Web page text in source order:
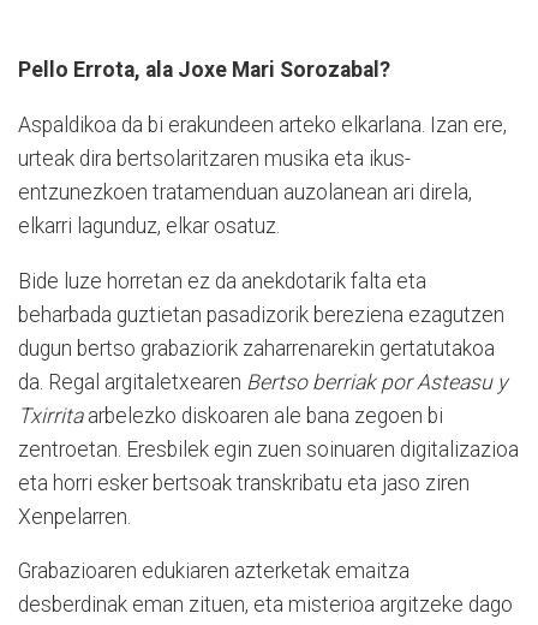
Pello Errota, ala Joxe Mari Sorozabal?
Aspaldikoa da bi erakundeen arteko elkarlana. Izan ere,
urteak dira bertsolaritzaren musika eta ikus-
entzunezkoen tratamenduan auzolanean ari direla,
elkarri lagunduz, elkar osatuz.
Bide luze horretan ez da anekdotarik falta eta
beharbada guztietan pasadizorik bereziena ezagutzen
dugun bertso grabaziorik zaharrenarekin gertatutakoa
da. Regal argitaletxearen Bertso berriak por Asteasu y
Txirritaarbelezko diskoaren ale bana zegoen bi
zentroetan. Eresbilek egin zuen soinuaren digitalizazioa
eta horri esker bertsoak transkribatu eta jaso ziren
Xenpelarren.
Grabazioaren edukiaren azterketak emaitza
desberdinak eman zituen, eta misterioa argitzeke dago